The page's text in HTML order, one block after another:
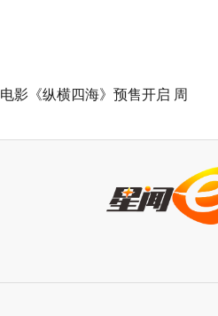
电影《纵横四海》预售开启 周